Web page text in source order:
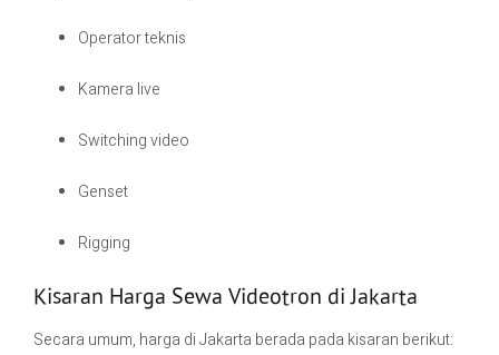
Operator teknis
Kamera live
Switching video
Genset
Rigging
Kisaran Harga Sewa Videotron di Jakarta
Secara umum, harga di Jakarta berada pada kisaran berikut: